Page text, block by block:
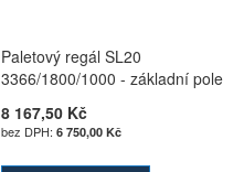
Paletový regál SL20
3366/1800/1000 - základní pole
8 167,50 Kč
6 750,00 Kč